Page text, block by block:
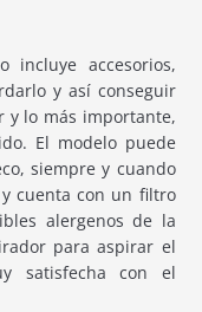
incluye accesorios,
y así conseguir
y lo más importante,
El modelo puede
siempre y cuando
cuenta con un filtro
alergenos de la
para aspirar el
satisfecha con el